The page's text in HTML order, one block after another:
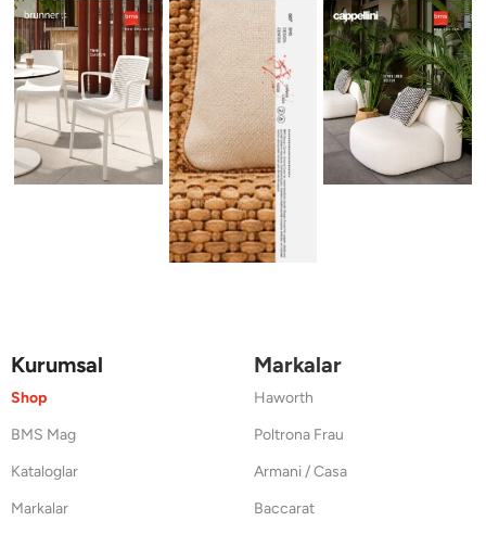
Kurumsal
Shop
BMS Mag
Kataloglar
Markalar
Markalar
Haworth
Poltrona Frau
Armani / Casa
Baccarat